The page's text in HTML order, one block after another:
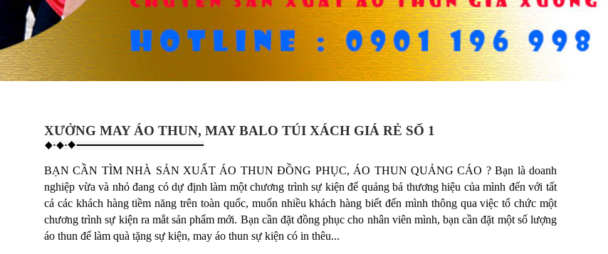
XƯỞNG MAY ÁO THUN, MAY BALO TÚI XÁCH GIÁ RẺ SỐ 1
BẠN CẦN TÌM NHÀ SẢN XUẤT ÁO THUN ĐỒNG PHỤC, ÁO THUN QUẢNG CÁO ? Bạn là doanh
nghiệp vừa và nhỏ đang có dự định làm một chương trình sự kiện để quảng bá thương hiệu của mình đến với tất
cả các khách hàng tiềm năng trên toàn quốc, muốn nhiều khách hàng biết đến mình thông qua việc tổ chức một
chương trình sự kiện ra mắt sản phẩm mới. Bạn cần đặt đồng phục cho nhân viên mình, bạn cần đặt một số lượng
áo thun để làm quà tặng sự kiện, may áo thun sự kiện có in thêu...